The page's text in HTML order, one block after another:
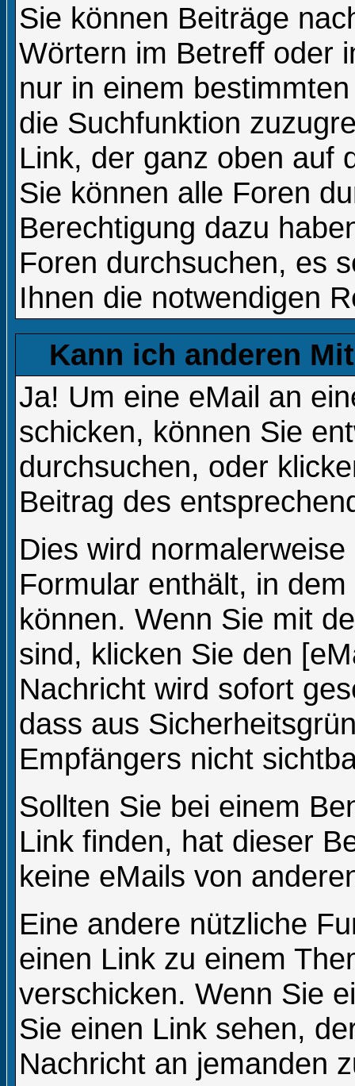
Sie können Beiträge
Wörtern im Betreff oder
nur in einem
die Suchfunktion
Link, der ganz oben auf
Sie können alle Foren
Berechtigung dazu
Foren durchsuchen, es
Ihnen die notwendigen
Kann ich anderen
Ja! Um eine eMail an
schicken, können Sie
durchsuchen, oder
Beitrag des
Dies wird
Formular enthält, in
können. Wenn Sie mit
sind, klicken Sie den
Nachricht wird sofort
dass aus
Empfängers nicht
Sollten Sie bei einem
Link finden, hat dieser
keine eMails von
Eine andere nützliche
einen Link zu einem
verschicken. Wenn Sie
Sie einen Link sehen,
Nachricht an jemanden